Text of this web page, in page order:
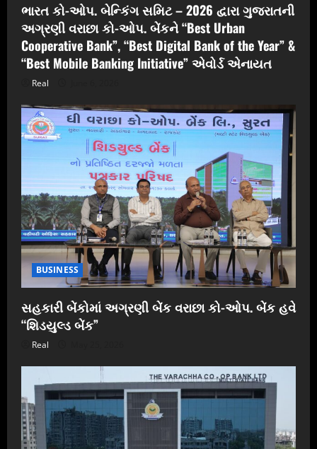
ભારત કો-ઓપ. બેન્કિંગ સમિટ – 2026 દ્વારા ગુજરાતની
અગ્રણી વરાછા કો-ઓપ. બેંકને “Best Urban
Cooperative Bank”, “Best Digital Bank of the Year” &
“Best Mobile Banking Initiative” એવોર્ડ એનાયત
Real
BUSINESS
સહકારી બેંકોમાં અગ્રણી બેંક વરાછા કો-ઓપ. બેંક હવે
“શિડયુલ્ડ બેંક”
Real